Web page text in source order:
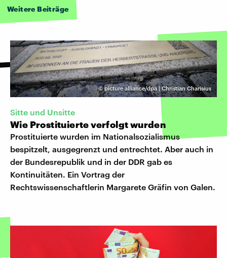
Weitere Beiträge
©picture alliance/dpa | Christian Charisius
Sitte und Unsitte
Wie Prostituierte verfolgt wurden
Prostituierte wurden im Nationalsozialismus
bespitzelt, ausgegrenzt und entrechtet. Aber auch in
der Bundesrepublik und in der DDR gab es
Kontinuitäten. Ein Vortrag der
Rechtswissenschaftlerin Margarete Gräfin von Galen.